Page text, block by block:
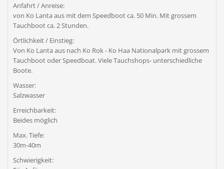
Anfahrt / Anreise:
von Ko Lanta aus mit dem Speedboot ca. 50 Min. Mit grossem
Tauchboot ca. 2 Stunden.
Örtlichkeit / Einstieg:
Von Ko Lanta aus nach Ko Rok - Ko Haa Nationalpark mit grossem
Tauchboot oder Speedboat. Viele Tauchshops- unterschiedliche
Boote.
Wasser:
Salzwasser
Erreichbarkeit:
Beides möglich
Max. Tiefe:
30m-40m
Schwierigkeit: